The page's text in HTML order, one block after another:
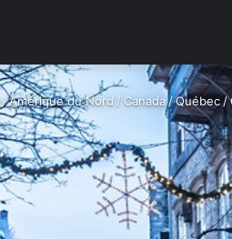
/Amérique du Nord/Canada /Québec /